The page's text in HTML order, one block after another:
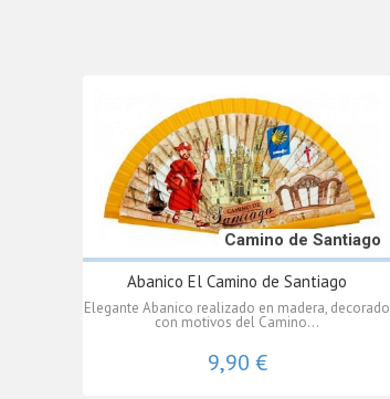
Camino de Santiago
Abanico El Camino de Santiago
Elegante Abanico realizado en madera, decorado
con motivos del Camino...
9,90 €